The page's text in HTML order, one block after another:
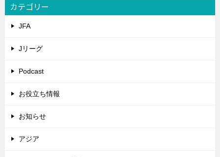
カテゴリー
JFA
Jリーグ
Podcast
お役立ち情報
お知らせ
アジア